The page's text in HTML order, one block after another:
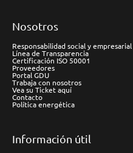
Nosotros
Responsabilidad social y empresarial
Línea de Transparencia
Certificación ISO 50001
Proveedores
Portal GDU
Trabaja con nosotros
Vea su Ticket aquí
Contacto
Política energética
Información útil